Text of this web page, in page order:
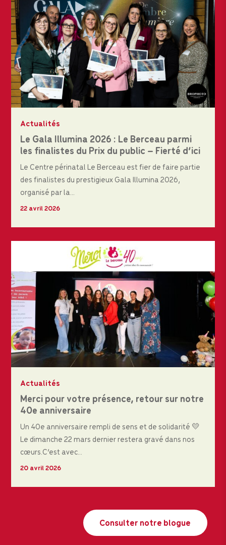
Actualités
Le Gala Illumina 2026 : Le Berceau parmi
les finalistes du Prix du public – Fierté d’ici
Le Centre périnatal Le Berceau est fier de faire partie
des finalistes du prestigieux Gala Illumina 2026,
organisé par la...
22 avril 2026
Actualités
Merci pour votre présence, retour sur notre
40e anniversaire
Un 40e anniversaire rempli de sens et de solidarité 💛
Le dimanche 22 mars dernier restera gravé dans nos
cœurs.C’est avec...
20 avril 2026
Consulter notre blogue